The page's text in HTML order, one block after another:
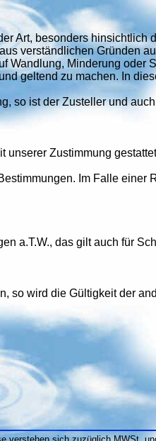
Art, besonders
verständlichen Gründen
Wandlung, Minderung
geltend zu machen. In
so ist der Zusteller und
unserer Zustimmung
Im Falle einer
a.T.W., das gilt auch für
so wird die Gültigkeit der